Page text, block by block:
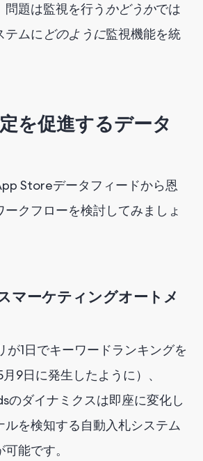
題は監視を行う かどうかでは
テムにどのように監視機能を統
を促進するデータ
Storeデータフィードから恩
クフローを検討してみましょ
マーケティングオートメ
が1日でキーワードランキングを
9日に発生したように）、
のダイナミクスは即座に変化し
ルを検知する自動入札システム
能です。